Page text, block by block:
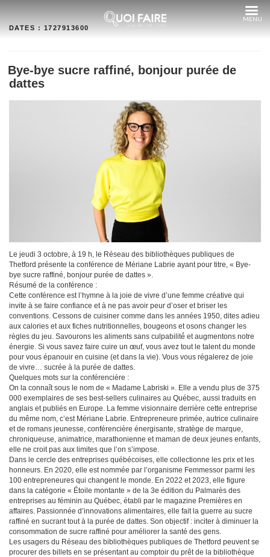
contenu
DATES : 1727913600
Bye-bye sucre raffiné, bonjour purée de
dattes
Le jeudi 3 octobre, à 19 h, le Réseau des bibliothèques publiques de
Thetford présente la conférence de Mériane Labrie ayant pour titre, « Bye-
bye sucre raffiné, bonjour purée de dattes ».
Résumé de la conférence :
Cette conférence est l’hymne à la joie de vivre d’une femme créative qui
invite à se faire confiance et à ne pas avoir peur d’oser et briser les
conventions. Cessons de cuisiner comme dans les années 1950, dites adieu
aux calories et aux fiches nutritionnelles, bougeons et osons changer les
règles du jeu. Savourons les aliments sans culpabilité́ et augmentons notre
énergie. Si vous savez faire cuire un œuf, vous avez tout le talent du monde
pour vous épanouir en cuisine (et dans la vie). Vous vous régalerez de joie
de vivre… sucrée à la purée de dattes.
Quelques mots sur la conférencière :
On la connaît sous le nom de « Madame Labriski ». Elle a vendu plus de 375
000 exemplaires de ses best-sellers culinaires au Québec, aussi traduits en
anglais et publiés en Europe. La femme visionnaire derrière cette entreprise
du même nom, c’est Mériane Labrie. Entrepreneure primée, autrice culinaire
et de romans jeunesse, conférencière énergisante, stratège de marque,
chroniqueuse, animatrice, marathonienne et maman de deux jeunes enfants,
elle ne croit pas aux limites que l’on s’impose.
Dans le cercle des entreprises québécoises, elle collectionne les prix et les
honneurs. En 2020, elle est nommée par l’organisme Femmessor parmi les
100 entrepreneures qui changent le monde. En 2022 et 2023, elle figure
dans la catégorie « Étoile montante » de la 3e édition du Palmarès des
entreprises au féminin au Québec, établi par le magazine Premières en
affaires. Passionnée d’innovations alimentaires, elle fait la guerre au sucre
raffiné en sucrant tout à la purée de dattes. Son objectif : inciter à diminuer la
consommation de sucre raffiné pour améliorer la santé des gens.
Les usagers du Réseau des bibliothèques publiques de Thetford peuvent se
procurer des billets en se présentant au comptoir du prêt de la bibliothèque